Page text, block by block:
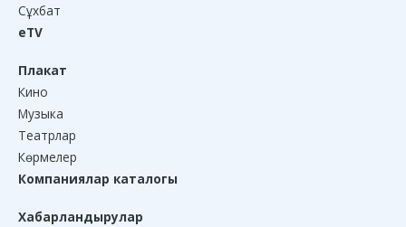
Сұхбат
eTV
Плакат
Кино
Музыка
Театрлар
Көрмелер
Компаниялар каталогы
Хабарландырулар